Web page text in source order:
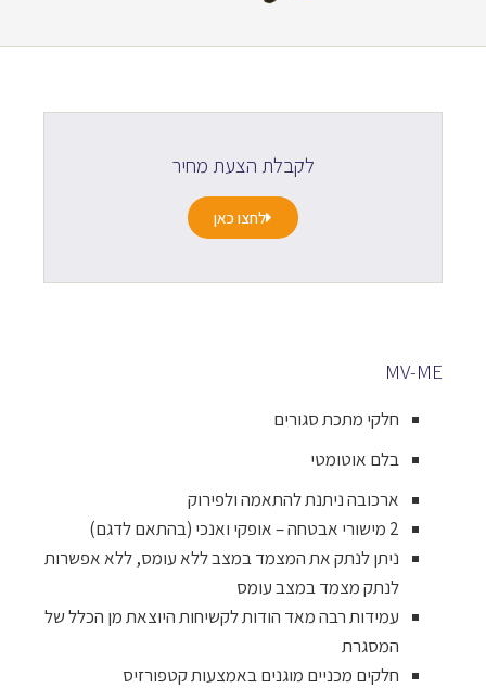
לקבלת הצעת מחיר
לחצו כאן
MV-ME
חלקי מתכת סגורים
בלם אוטומטי
ארכובה ניתנת להתאמה ולפירוק
2 מישורי אבטחה – אופקי ואנכי (בהתאם לדגם)
ניתן לנתק את המצמד במצב ללא עומס, ללא אפשרות
לנתק מצמד במצב עומס
עמידות רבה מאד הודות לקשיחות היוצאת מן הכלל של
המסגרת
חלקים מכניים מוגנים באמצעות קטפורזיס